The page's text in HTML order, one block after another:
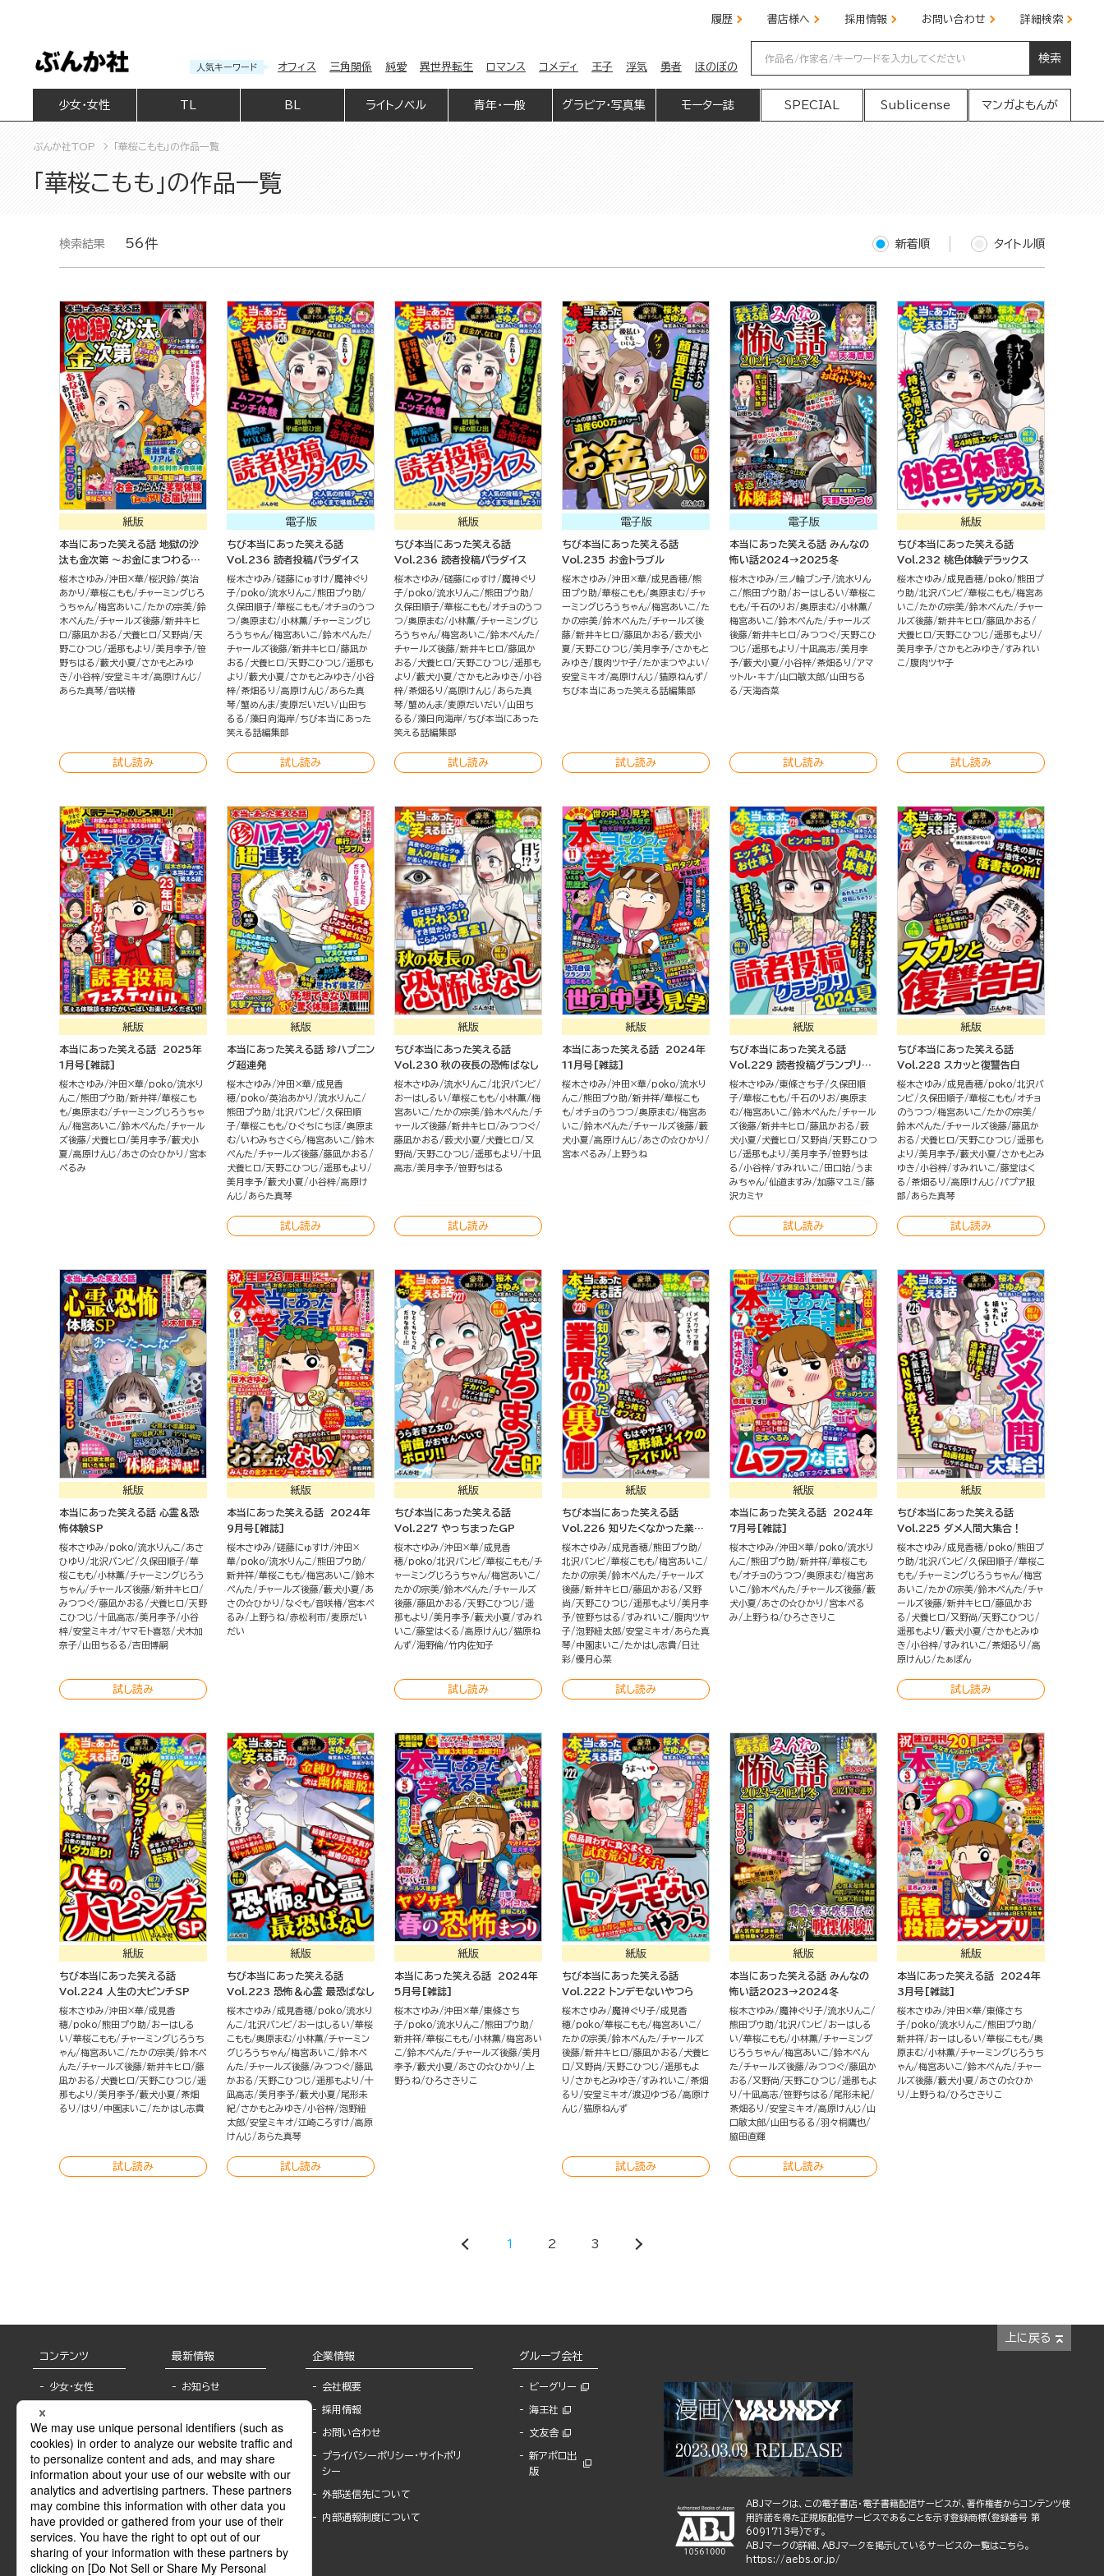
履歴 書店様へ 採用情報 お問い合わせ 詳細検索
人気キーワード オフィス 三角関係 純愛 異世界転生 ロマンス コメディ 王子 浮気 勇者 ほのぼの
検索
少女・女性 BL ライトノベル 青年・一般 グラビア・写真集 モーター誌 SPECIAL Sublicense マンガよもんが
ぶんか社TOP 「華桜こもも」の作品一覧
「華桜こもも」の作品一覧
検索結果 56件 新着順 タイトル順
紙版
本当にあった笑える話 地獄の沙
汰も金次第 ～お金にまつわるウ
ラ話大集合～
桜木さゆみ 沖田×華 桜沢鈴 英治
あかり
華桜こもも チャーミングじろ
うちゃん 梅宮あいこ たかの宗美 鈴
木ぺんた
チャールズ後藤 新井キヒ
ロ
藤凪かおる 犬養ヒロ 又野尚
天
野こひつじ
遥那もより 美月李予 笹
野ちはる
藪犬小夏
さかもとみゆ
き
小谷梓 安堂ミキオ 高原けんじ
あらた真琴 音咲椿
試し読み
電子版
ちび本当にあった笑える話
Vol.236 読者投稿パラダイス
桜木さゆみ 磋藤にゅすけ
魔神ぐり
子
poko 流水りんこ
熊田プウ助
久保田順子 華桜こもも
オチョのうつ
つ
奥原まむ 小林薫 チャーミングじ
ろうちゃん 梅宮あいこ
鈴木ぺんた
チャールズ後藤 新井キヒロ
藤凪か
おる
犬養ヒロ 天野こひつじ
遥那も
より
藪犬小夏 さかもとみゆき
小谷
梓
茶畑るり 高原けんじ
あらた真
琴 蟹めんま 麦原だいだい
山田ち
るる
藻日向海岸
ちび本当にあった
笑える話編集部
試し読み
紙版
ちび本当にあった笑える話
Vol.236 読者投稿パラダイス
桜木さゆみ 磋藤にゅすけ
魔神ぐり
子
poko 流水りんこ
熊田プウ助
久保田順子 華桜こもも
オチョのうつ
つ
奥原まむ 小林薫 チャーミングじ
ろうちゃん 梅宮あいこ
鈴木ぺんた
チャールズ後藤 新井キヒロ
藤凪か
おる
犬養ヒロ 天野こひつじ
遥那も
より
藪犬小夏 さかもとみゆき
小谷
梓
茶畑るり 高原けんじ
あらた真
琴 蟹めんま 麦原だいだい
山田ち
るる
藻日向海岸
ちび本当にあった
笑える話編集部
試し読み
電子版
ちび本当にあった笑える話
Vol.235 お金トラブル
桜木さゆみ 沖田×華 成見香穂 熊
田プウ助
華桜こもも 奥原まむ チャ
ーミングじろうちゃん 梅宮あいこ
た
かの宗美 鈴木ぺんた
チャールズ後
藤 新井キヒロ 藤凪かおる
薮犬小
夏
天野こひつじ 美月李予 さかもと
みゆき
腹肉ツヤ子
たかまつやよい
安堂ミキオ 高原けんじ
猫原ねんず
ちび本当にあった笑える話編集部
試し読み
電子版
本当にあった笑える話 みんなの
怖い話2024→2025冬
桜木さゆみ 三ノ輪ブン子 流水りん
こ
熊田プウ助 おーはしるい
華桜こ
もも 千石のりお 奥原まむ 小林薫
梅宮あいこ
鈴木ぺんた
チャールズ
後藤 新井キヒロ みつつぐ 天野こひ
つじ
遥那もより 十凪高志 美月李
予 藪犬小夏 小谷梓 茶畑るり
アマ
ットル・キナ
山口敏太郎
山田ちる
る
天海杏菜
試し読み
紙版
ちび本当にあった笑える話
Vol.232 桃色体験デラックス
桜木さゆみ 成見香穂 poko 熊田プ
ウ助
北沢バンビ 華桜こもも 梅宮あ
いこ
たかの宗美 鈴木ぺんた
チャー
ルズ後藤 新井キヒロ
藤凪かおる
犬養ヒロ
天野こひつじ
遥那もより
美月李予 さかもとみゆき
すみれい
こ
腹肉ツヤ子
試し読み
紙版
本当にあった笑える話 2025年
1月号[雑誌]
桜木さゆみ 沖田×華 poko 流水り
んこ
熊田プウ助 新井祥 華桜こも
も 奥原まむ チャーミングじろうちゃ
ん 梅宮あいこ 鈴木ぺんた
チャール
ズ後藤
犬養ヒロ 美月李予 藪犬小
夏
高原けんじ あさの☆ひかり
宮本
ぺるみ
紙版
本当にあった笑える話 珍ハプニン
グ超連発
桜木さゆみ 沖田×華
成見香
穂
poko 英治あかり
流水りんこ
熊田プウ助
北沢バンビ
久保田順
子 華桜こもも ひぐちにちほ 奥原ま
む
いわみちさくら 梅宮あいこ
鈴木
ぺんた
チャールズ後藤 藤凪かおる
犬養ヒロ
天野こひつじ
遥那もより
美月李予 藪犬小夏 小谷梓 高原け
んじ
あらた真琴
試し読み
紙版
ちび本当にあった笑える話
Vol.230 秋の夜長の恐怖ばなし
桜木さゆみ 流水りんこ
北沢バンビ
おーはしるい
華桜こもも 小林薫 梅
宮あいこ
たかの宗美 鈴木ぺんた
チ
ャールズ後藤 新井キヒロ
みつつぐ
藤凪かおる
薮犬小夏 犬養ヒロ
又
野尚
天野こひつじ 遥那もより
十凪
高志 美月李予 笹野ちはる
試し読み
紙版
本当にあった笑える話 2024年
11月号[雑誌]
桜木さゆみ 沖田×華 poko 流水り
んこ
熊田プウ助 新井祥 華桜こも
も
オチョのうつつ 奥原まむ 梅宮あ
いこ
鈴木ぺんた チャールズ後藤 藪
犬小夏
高原けんじ
あさの☆ひかり
宮本ぺるみ
上野うね
紙版
ちび本当にあった笑える話
Vol.229 読者投稿グランプリ
2024夏
桜木さゆみ 東條さち子
久保田順
子 華桜こもも 千石のりお 奥原ま
む 梅宮あいこ 鈴木ぺんた
チャール
ズ後藤 新井キヒロ 藤凪かおる
薮
犬小夏
犬養ヒロ 又野尚
天野こひつ
じ
遥那もより 美月李予 笹野ちは
る
小谷梓 すみれいこ 田口始
うま
みちゃん 仙道ますみ 加藤マユミ
藤
沢カミヤ
試し読み
紙版
ちび本当にあった笑える話
Vol.228 スカッと復讐告白
桜木さゆみ 成見香穂 poko 北沢バ
ンビ
久保田順子 華桜こもも
オチョ
のうつつ
梅宮あいこ
たかの宗美
鈴木ぺんた
チャールズ後藤 藤凪か
おる
犬養ヒロ 天野こひつじ
遥那も
より
美月李予 藪犬小夏
さかもとみ
ゆき
小谷梓 すみれいこ
藤堂はく
る
茶畑るり 高原けんじ
パプア服
部
あらた真琴
試し読み
紙版
本当にあった笑える話 心霊＆恐
怖体験SP
桜木さゆみ poko 流水りんこ
あさ
ひゆり
北沢バンビ 久保田順子 華
桜こもも 小林薫 チャーミングじろう
ちゃん チャールズ後藤 新井キヒロ
みつつぐ 藤凪かおる 犬養ヒロ
天野
こひつじ
十凪高志 美月李予 小谷
梓 安堂ミキオ ヤマモト喜怒
犬木加
奈子
山田ちるる 吉田博嗣
試し読み
紙版
本当にあった笑える話 2024年
9月号[雑誌]
桜木さゆみ 磋藤にゅすけ
沖田×
華
poko 流水りんこ
熊田プウ助
新井祥 華桜こもも 梅宮あいこ
鈴木
ぺんた
チャールズ後藤 藪犬小夏
あ
さの☆ひかり
なぐも 音咲椿
宮本ぺ
るみ
上野うね 赤松利市 麦原だい
だい
紙版
ちび本当にあった笑える話
Vol.227 やっちまったGP
桜木さゆみ 沖田×華 成見香
穂
poko 北沢バンビ 華桜こもも チ
ャーミングじろうちゃん 梅宮あいこ
たかの宗美 鈴木ぺんた
チャールズ
後藤 藤凪かおる 天野こひつじ
遥
那もより
美月李予 藪犬小夏
すみれ
いこ
藤堂はくる 高原けんじ
猫原ね
んず 海野倫 竹内佐知子
試し読み
紙版
ちび本当にあった笑える話
Vol.226 知りたくなかった業界
の裏側
桜木さゆみ 成見香穂 熊田プウ助
北沢バンビ
華桜こもも 梅宮あいこ
たかの宗美 鈴木ぺんた
チャールズ
後藤 新井キヒロ 藤凪かおる
又野
尚
天野こひつじ 遥那もより
美月李
予 笹野ちはる すみれいこ
腹肉ツヤ
子 泡野紐太郎 安堂ミキオ
あらた真
琴
中園まいこ たかはし志貴
日辻
彩 優月心菜
試し読み
紙版
本当にあった笑える話 2024年
7月号[雑誌]
桜木さゆみ 沖田×華 poko 流水り
んこ
熊田プウ助 新井祥 華桜こも
も
オチョのうつつ 奥原まむ 梅宮あ
いこ
鈴木ぺんた チャールズ後藤 藪
犬小夏
あさの☆ひかり
宮本ぺる
み
上野うね ひろさきりこ
紙版
ちび本当にあった笑える話
Vol.225 ダメ人間大集合！
桜木さゆみ 成見香穂 poko 熊田プ
ウ助
北沢バンビ 久保田順子 華桜こ
もも チャーミングじろうちゃん 梅宮
あいこ
たかの宗美 鈴木ぺんた
チャ
ールズ後藤 新井キヒロ
藤凪かお
る
犬養ヒロ 又野尚
天野こひつじ
遥那もより
藪犬小夏
さかもとみゆ
き
小谷梓 すみれいこ 茶畑るり
高
原けんじ
たぁぽん
試し読み
紙版
ちび本当にあった笑える話
Vol.224 人生の大ピンチSP
桜木さゆみ 沖田×華 成見香
穂
poko 熊田プウ助
おーはしる
い
華桜こもも チャーミングじろうち
ゃん 梅宮あいこ たかの宗美 鈴木ぺ
んた
チャールズ後藤 新井キヒロ
藤
凪かおる
犬養ヒロ 天野こひつじ
遥
那もより
美月李予 藪犬小夏
茶畑
るり
はり 中園まいこ たかはし志貴
試し読み
紙版
ちび本当にあった笑える話
Vol.223 恐怖＆心霊 最恐ばなし
桜木さゆみ 成見香穂 poko 流水り
んこ
北沢バンビ おーはしるい
華桜
こもも 奥原まむ 小林薫 チャーミン
グじろうちゃん 梅宮あいこ
鈴木ぺ
んた
チャールズ後藤 みつつぐ 藤凪
かおる
天野こひつじ 遥那もより
十
凪高志 美月李予 藪犬小夏
尾形未
紀 さかもとみゆき 小谷梓 泡野紐
太郎 安堂ミキオ 江崎ころすけ
高原
けんじ
あらた真琴
試し読み
紙版
本当にあった笑える話 2024年
5月号[雑誌]
桜木さゆみ 沖田×華 東條さち
子
poko 流水りんこ
熊田プウ助
新井祥 華桜こもも 小林薫 梅宮あい
こ
鈴木ぺんた チャールズ後藤 美月
李予 藪犬小夏 あさの☆ひかり
上
野うね ひろさきりこ
紙版
ちび本当にあった笑える話
Vol.222 トンデモないやつら
桜木さゆみ 魔神ぐり子 成見香
穂
poko 華桜こもも 梅宮あいこ
たかの宗美 鈴木ぺんた
チャールズ
後藤 新井キヒロ 藤凪かおる
犬養ヒ
ロ
又野尚 天野こひつじ
遥那もよ
り
さかもとみゆき すみれいこ
茶畑
るり
安堂ミキオ 渡辺ゆづる
高原け
んじ
猫原ねんず
試し読み
紙版
本当にあった笑える話 みんなの
怖い話2023→2024冬
桜木さゆみ 魔神ぐり子 流水りんこ
熊田プウ助
北沢バンビ
おーはしる
い
華桜こもも 小林薫 チャーミング
じろうちゃん 梅宮あいこ
鈴木ぺん
た
チャールズ後藤 みつつぐ 藤凪か
おる
又野尚 天野こひつじ
遥那もよ
り
十凪高志 笹野ちはる
尾形未紀
茶畑るり
安堂ミキオ 高原けんじ
山
口敏太郎
山田ちるる
羽々桐鷹也
脇田直輝
試し読み
紙版
本当にあった笑える話 2024年
3月号[雑誌]
桜木さゆみ 沖田×華 東條さち
子
poko 流水りんこ
熊田プウ助
新井祥
おーはしるい 華桜こもも 奥
原まむ 小林薫 チャーミングじろうち
ゃん 梅宮あいこ 鈴木ぺんた
チャー
ルズ後藤 藪犬小夏
あさの☆ひか
り
上野うね ひろさきりこ
1 2 3
上に戻る
コンテンツ
少女・女性
BL
ライトノベル
青年・一般
グラビア・写真
モーター誌
SPECIAL
最新情報
お知らせ
報
書店様へ
海外ライセンシー
公式SNSアカウ
ント
作家一覧
Keyword list
企業情報
会社概要
採用情報
お問い合わせ
プライバシーポリシー・サイトポリ
シー
外部送信先について
内部通報制度について
グループ会社
ビーグリー
海王社
文友舎
新アポロ出
版
ABJマークは、この電子書店・電子書籍配信サービスが、著作権者からコンテンツ使
用許諾を得た正規版配信サービスであることを示す登録商標(登録番号 第
6091713号)です。
ABJマークの詳細、ABJマークを掲示しているサービスの一覧はこちら。
https://aebs.or.jp/